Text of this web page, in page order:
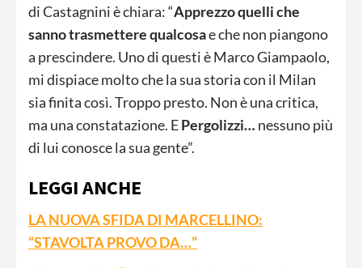
di Castagnini è chiara: “Apprezzo quelli che
sanno trasmettere qualcosae che non piangono
a prescindere. Uno di questi è Marco Giampaolo,
mi dispiace molto che la sua storia con il Milan
sia finita così. Troppo presto. Non è una critica,
ma una constatazione. EPergolizzi… nessuno più
di lui conosce la sua gente”.
LEGGI ANCHE
LA NUOVA SFIDA DI MARCELLINO:
“STAVOLTA PROVO DA…”